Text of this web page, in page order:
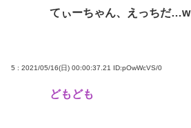
てぃーちゃん、えっちだ…w
5 : 2021/05/16(日) 00:00:37.21 ID:pOwWcVS/0
どもども